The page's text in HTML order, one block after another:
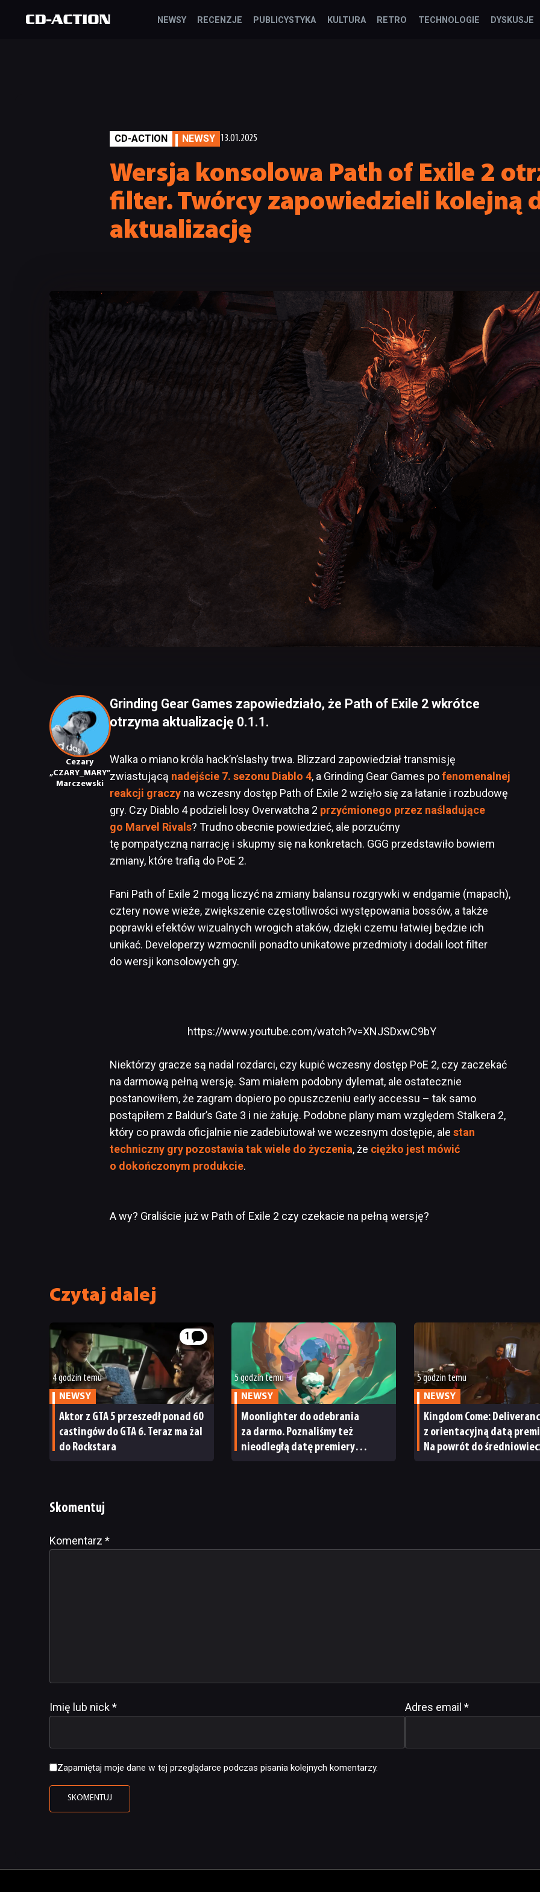
NEWSY RECENZJE PUBLICYSTYKA KULTURA RETRO TECHNOLOGIE DYSKUSJE
CD-ACTION NEWSY 13.01.2025
Wersja konsolowa Path of Exile 2
filter. Twórcy zapowiedzieli kolejną
aktualizację
Cezary
„CZARY_MARY”
Marczewski
Grinding Gear Games zapowiedziało, że Path of Exile 2 wkrótce
otrzyma aktualizację 0.1.1.
Walka o miano króla hack’n’slashy trwa. Blizzard zapowiedział transmisję
zwiastującą nadejście 7. sezonu Diablo 4, a Grinding Gear Games pofenomenalnej
reakcji graczy na wczesny dostęp Path of Exile 2 wzięło się za łatanie i rozbudowę
gry. Czy Diablo 4 podzieli losy Overwatcha 2 przyćmionego przez naśladujące
go Marvel Rivals? Trudno obecnie powiedzieć, ale porzućmy
tę pompatyczną narrację i skupmy się na konkretach. GGG przedstawiło bowiem
zmiany, które trafią do PoE 2.
Fani Path of Exile 2 mogą liczyć na zmiany balansu rozgrywki w endgamie (mapach),
cztery nowe wieże, zwiększenie częstotliwości występowania bossów, a także
poprawki efektów wizualnych wrogich ataków, dzięki czemu łatwiej będzie ich
unikać. Developerzy wzmocnili ponadto unikatowe przedmioty i dodali loot filter
do wersji konsolowych gry.
https://www.youtube.com/watch?v=XNJSDxwC9bY
Niektórzy gracze są nadal rozdarci, czy kupić wczesny dostęp PoE 2, czy zaczekać
na darmową pełną wersję. Sam miałem podobny dylemat, ale ostatecznie
postanowiłem, że zagram dopiero po opuszczeniu early accessu – tak samo
postąpiłem z Baldur’s Gate 3 i nie żałuję. Podobne plany mam względem Stalkera 2,
który co prawda oficjalnie nie zadebiutował we wczesnym dostępie, ale stan
techniczny gry pozostawia tak wiele do życzenia, że ciężko jest mówić
o dokończonym produkcie.
A wy? Graliście już w Path of Exile 2 czy czekacie na pełną wersję?
Czytaj dalej
1
4 godzin temu
NEWSY
Aktor z GTA 5 przeszedł ponad 60
castingów do GTA 6. Teraz ma żal
do Rockstara
5 godzin temu
NEWSY
Moonlighter do odebrania
za darmo. Poznaliśmy też
nieodległą datę premiery
5 godzin temu
NEWSY
Kingdom Come:
z orientacyjną datą
Na powrót do
Skomentuj
Komentarz *
Imię lub nick* Adres email *
Zapamiętaj moje dane w tej przeglądarce podczas pisania kolejnych komentarzy.
Alternative: